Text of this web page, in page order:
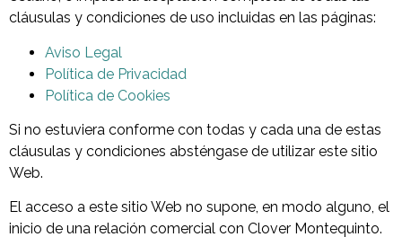
cláusulas y condiciones de uso incluidas en las páginas:
Aviso Legal
Política de Privacidad
Política de Cookies
Si no estuviera conforme con todas y cada una de estas
cláusulas y condiciones absténgase de utilizar este sitio
Web.
El acceso a este sitio Web no supone, en modo alguno, el
inicio de una relación comercial con Clover Montequinto.